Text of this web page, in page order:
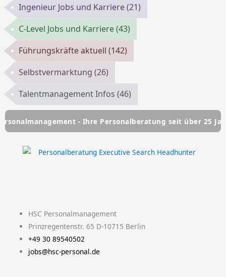
Ingenieur Jobs und Karriere(21)
C-Level Jobs und Karriere(43)
Führungskräfte aktuell(142)
Selbstvermarktung(26)
Talentmanagement Infos(46)
- Ihre Personalberatung seit über 25 Jahren
i
n
k
o
u
t
a
c
e
w
i s
HSC Personalmanagement
Prinzregentenstr. 65 D-10715 Berlin
+49 30 89540502
jobs@hsc-personal.de